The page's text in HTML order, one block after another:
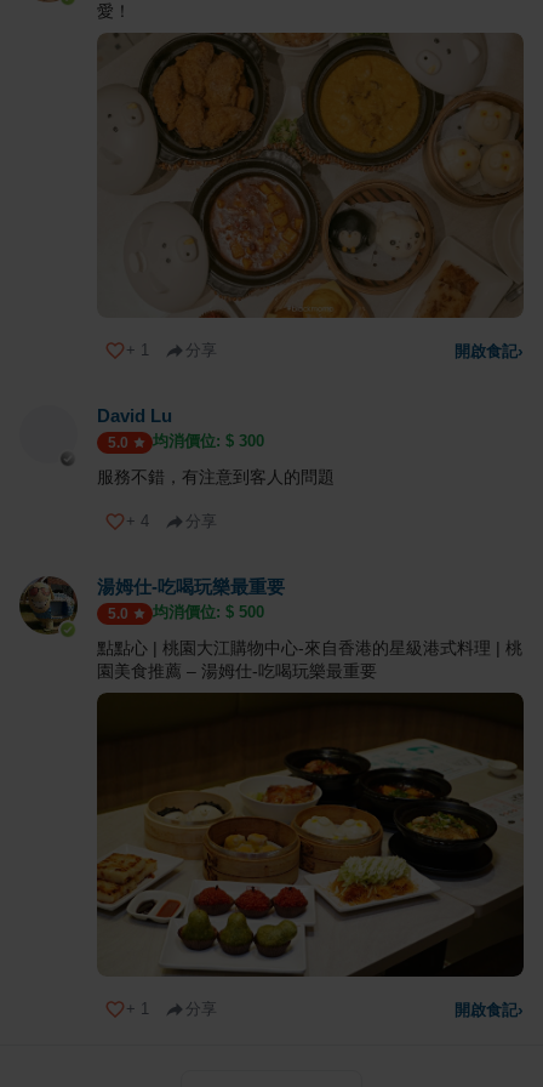
愛！
+ 1 分享 開啟食記›
David Lu
5.0 均消價位: $ 300
服務不錯，有注意到客人的問題
+ 4 分享
湯姆仕-吃喝玩樂最重要
5.0 均消價位: $ 500
點點心 | 桃園大江購物中心-來自香港的星級港式料理 | 桃
園美食推薦 – 湯姆仕-吃喝玩樂最重要
+ 1 分享 開啟食記›